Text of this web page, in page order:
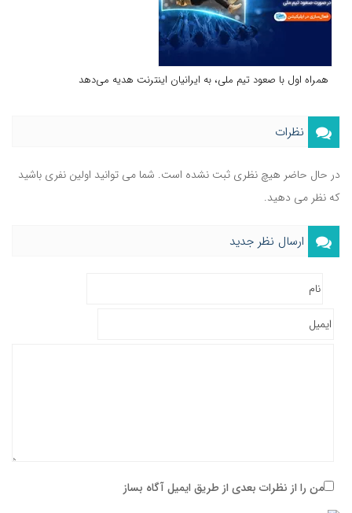
همراه اول با صعود تیم ملی، به ایرانیان اینترنت هدیه می‌دهد
نظرات
در حال حاضر هیچ نظری ثبت نشده است. شما می توانید اولین نفری باشید
که نظر می دهید.
ارسال نظر جدید
من را از نظرات بعدی از طریق ایمیل آگاه بساز